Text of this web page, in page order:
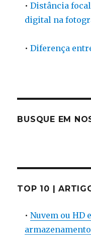
•Distância
digital na
•Diferença
BUSQUE EM
TOP 10 |
•Nuvem ou HD